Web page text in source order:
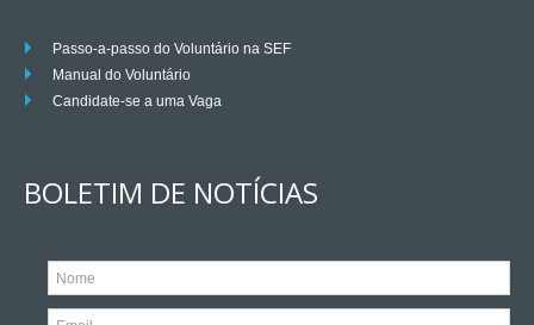
Passo-a-passo do Voluntário na SEF
Manual do Voluntário
Candidate-se a uma Vaga
BOLETIM DE NOTÍCIAS